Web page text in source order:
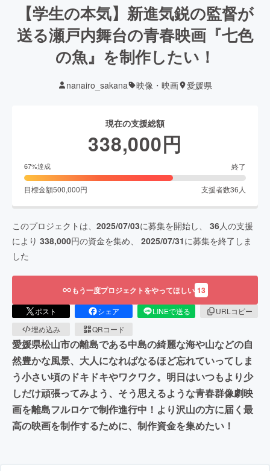
【学生の本気】新進気鋭の監督が
送る瀬戸内舞台の青春映画『七色
の魚』を制作したい！
nanairo_sakana 映像・映画 愛媛県
現在の支援総額
338,000円
67%達成 終了
目標金額500,000円 支援者数36 人
このプロジェクトは、 2025/07/03に募集を開始し、 36人の支援
により 338,000円の資金を集め、 2025/07/31に募集を終了しま
した
もう一度プロジェクトをやってほしい 13
ポスト シェア LINEで送る
URLコピー
埋め込み
QRコード
愛媛県松山市の離島である中島の綺麗な海や山などの自
然豊かな風景、大人になればなるほど忘れていってしま
う小さい頃のドキドキやワクワク。明日はいつもより少
しだけ頑張ってみよう、そう思えるような青春群像劇映
画を離島フルロケで制作進行中！より沢山の方に届く最
高の映画を制作するために、制作資金を集めたい！